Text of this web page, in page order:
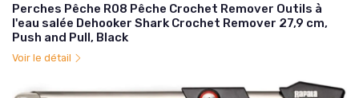
Perches Pêche R08 Pêche Crochet Remover Outils à
l'eau salée Dehooker Shark Crochet Remover 27,9 cm,
Push and Pull, Black
Voir le détail